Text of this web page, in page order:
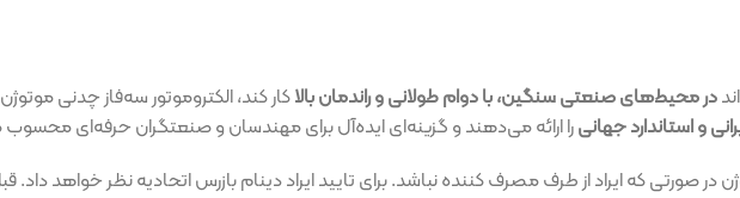
صنعتی سنگین، با دوام طولانی و راندمان بالاکار کند، الکتروموتور سه‌فاز چدنی موتوژن یکی از
جهانیرا ارائه می‌دهند و گزینه‌ای ایده‌آل برای مهندسان و صنعتگران حرفه‌ای محسوب می‌شوند.
از طرف مصرف کننده نباشد. برای تایید ایراد دینام بازرس اتحادیه نظر خواهد داد. قبل از ثبت